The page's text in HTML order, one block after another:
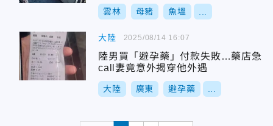
雲林 母豬 魚塭
大陸
陸男買「避孕藥」付款失敗…藥店急
call妻竟意外揭穿他外遇
大陸 廣東 避孕藥
2025/08/14 16:07